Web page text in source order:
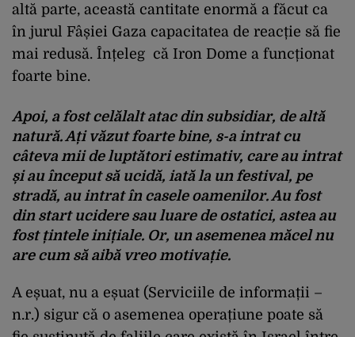
altă parte, această cantitate enormă a făcut ca
în jurul Fâșiei Gaza capacitatea de reacție să fie
mai redusă. Înțeleg că Iron Dome a funcționat
foarte bine.
Apoi, a fost celălalt atac din subsidiar, de altă
natură. Ați văzut foarte bine, s-a intrat cu
câteva mii de luptători estimativ, care au intrat
și au început să ucidă, iată la un festival, pe
stradă, au intrat în casele oamenilor. Au fost
din start ucidere sau luare de ostatici, astea au
fost țintele inițiale. Or, un asemenea măcel nu
are cum să aibă vreo motivație.
A eșuat, nu a eșuat (Serviciile de informații –
n.r.) sigur că o asemenea operațiune poate să